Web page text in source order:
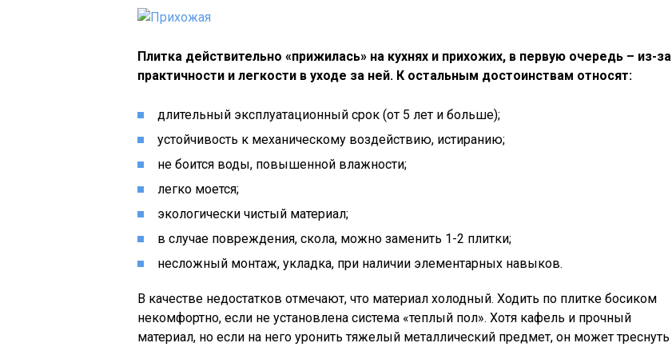
Плитка действительно «прижилась» на кухнях и прихожих, в первую очередь – из-за
практичности и легкости в уходе за ней. К остальным достоинствам относят:
длительный эксплуатационный срок (от 5 лет и больше);
устойчивость к механическому воздействию, истиранию;
не боится воды, повышенной влажности;
легко моется;
экологически чистый материал;
в случае повреждения, скола, можно заменить 1-2 плитки;
несложный монтаж, укладка, при наличии элементарных навыков.
В качестве недостатков отмечают, что материал холодный. Ходить по плитке босиком
некомфортно, если не установлена система «теплый пол». Хотя кафель и прочный
материал, но если на него уронить тяжелый металлический предмет, он может треснуть